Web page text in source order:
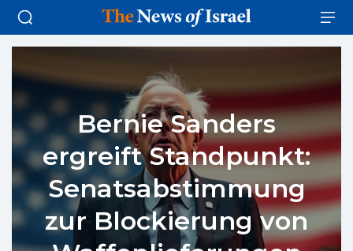
Bernie Sanders
ergreift Standpunkt:
Senatsabstimmung
zur Blockierung von